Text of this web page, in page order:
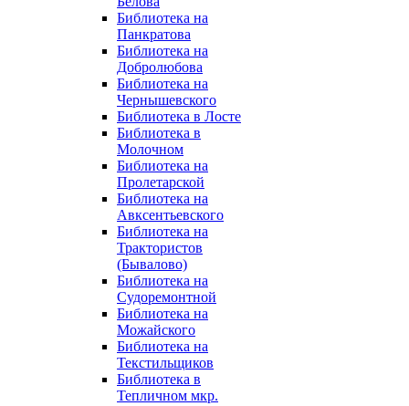
Библиотека на
Панкратова
Библиотека на
Добролюбова
Библиотека на
Чернышевского
Библиотека в Лосте
Библиотека в
Молочном
Библиотека на
Пролетарской
Библиотека на
Авксентьевского
Библиотека на
Трактористов
(Бывалово)
Библиотека на
Судоремонтной
Библиотека на
Можайского
Библиотека на
Текстильщиков
Библиотека в
Тепличном мкр.